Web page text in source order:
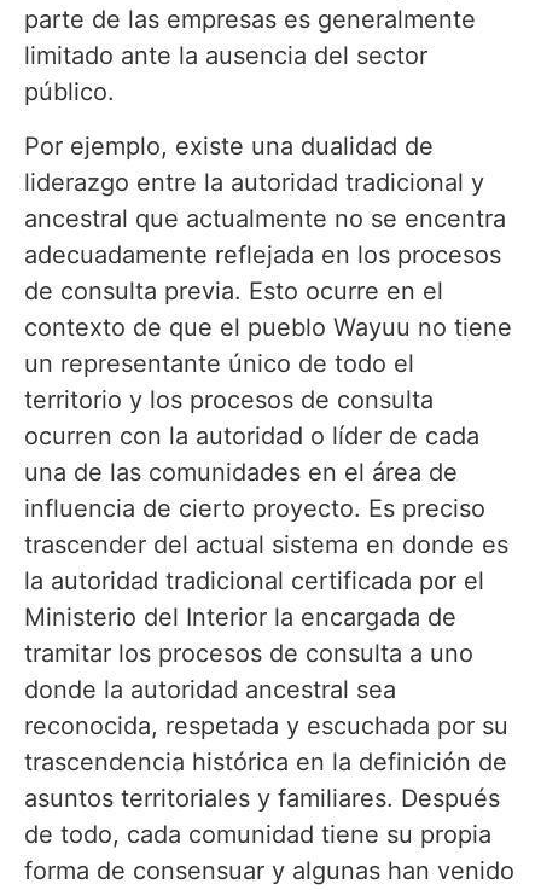
parte de las empresas es generalmente
limitado ante la ausencia del sector
público.
Por ejemplo, existe una dualidad de
liderazgo entre la autoridad tradicional y
ancestral que actualmente no se encentra
adecuadamente reflejada en los procesos
de consulta previa. Esto ocurre en el
contexto de que el pueblo Wayuu no tiene
un representante único de todo el
territorio y los procesos de consulta
ocurren con la autoridad o líder de cada
una de las comunidades en el área de
influencia de cierto proyecto. Es preciso
trascender del actual sistema en donde es
la autoridad tradicional certificada por el
Ministerio del Interior la encargada de
tramitar los procesos de consulta a uno
donde la autoridad ancestral sea
reconocida, respetada y escuchada por su
trascendencia histórica en la definición de
asuntos territoriales y familiares. Después
de todo, cada comunidad tiene su propia
forma de consensuar y algunas han venido